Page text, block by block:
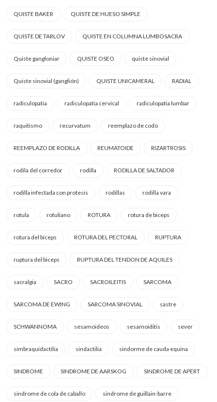
QUISTE BAKER QUISTE DE HUESO SIMPLE
QUISTE DE TARLOV QUISTE EN COLUMNA LUMBOSACRA
Quiste gangloniar QUISTE OSEO quiste sinovial
Quiste sinovial (ganglión) QUISTE UNICAMERAL RADIAL
radiculopatia radiculopatia cervical radiculopatia lumbar
raquitismo recurvatum reemplazo de codo
REEMPLAZO DE RODILLA REUMATOIDE RIZARTROSIS
rodila del corredor rodilla RODILLA DE SALTADOR
rodilla infectada con protesis rodillas rodilla vara
rotula rotuliano ROTURA rotura de biceps
rotura del biceps ROTURA DEL PECTORAL RUPTURA
ruptura del biceps RUPTURA DEL TENDON DE AQUILES
sacralgia SACRO SACROILEITIS SARCOMA
SARCOMA DE EWING SARCOMA SINOVIAL sastre
SCHWANNOMA sesamoideos sesamoiditis sever
simbraquidactilia sindactilia sindorme de cauda equina
SINDROME SINDROME DE AARSKOG SINDROME DE APERT
sindrome de cola de caballo sindrome de guillain-barre